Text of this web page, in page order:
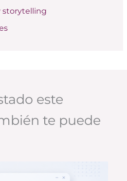
storytelling
este
te puede